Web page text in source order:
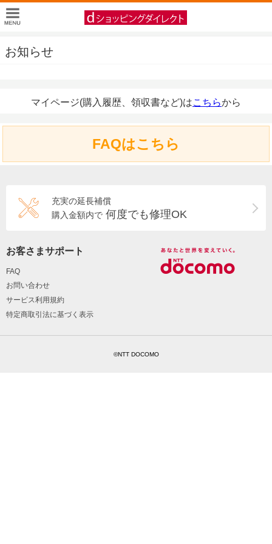
お知らせ
マイページ(購入履歴、領収書など)はこちらから
FAQはこちら
充実の延長補償
購入金額内で 何度でも修理OK
お客さまサポート
FAQ
お問い合わせ
サービス利用規約
特定商取引法に基づく表示
©NTT DOCOMO